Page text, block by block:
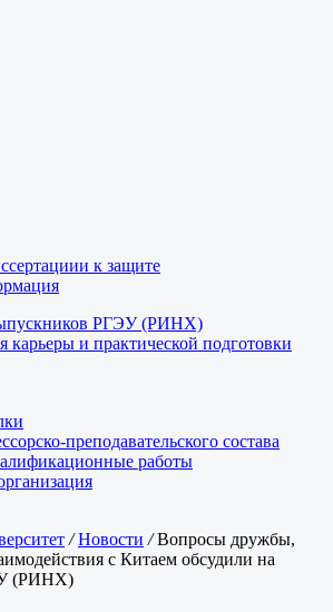
к защите
РГЭУ (РИНХ)
карьеры и практической подготовки
преподавательского состава
работы
/Новости /Вопросы дружбы,
с Китаем обсудили на
(РИНХ)